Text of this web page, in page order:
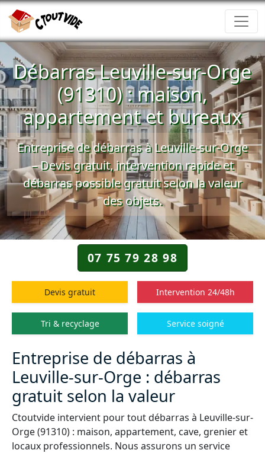
Débarras Leuville-sur-Orge
(91310) : maison,
appartement et bureaux
Entreprise de débarras à Leuville-sur-Orge
– Devis gratuit, intervention rapide et
débarras possible gratuit selon la valeur
des objets.
07 75 79 28 98
Devis gratuit Intervention 24/48h
Tri & recyclage Service soigné
Entreprise de débarras à
Leuville-sur-Orge : débarras
gratuit selon la valeur
Ctoutvide intervient pour tout débarras à Leuville-sur-
Orge (91310) : maison, appartement, cave, grenier et
locaux professionnels. Nous assurons un service